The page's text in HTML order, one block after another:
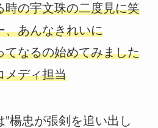
時の宇文珠の二度見に笑
、あんなきれいに
てなるの始めてみました
メディ担当
楊忠が張剣を追い出し